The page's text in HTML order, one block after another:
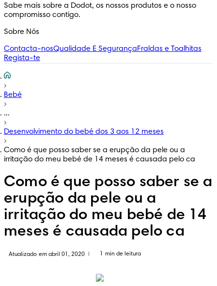
Sabe mais sobre a Dodot, os nossos produtos e o nosso
compromisso contigo.
Sobre Nós
Contacta-nosQualidade E SegurançaFraldas e Toalhitas
Regista-te
Bebé
...
Desenvolvimento do bebé dos 3 aos 12 meses
Como é que posso saber se a erupção da pele ou a
irritação do meu bebé de 14 meses é causada pelo ca
Como é que posso saber se a
erupção da pele ou a
irritação do meu bebé de 14
meses é causada pelo ca
Atualizado em abril 01, 2020 1 min de leitura